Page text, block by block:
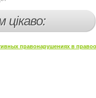
цікаво:
правонарушениях в